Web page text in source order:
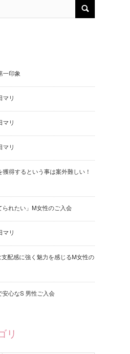
一印象
リ
リ
リ
得するという事は案外難しい！
れたい」M女性のご入会
マリ
配感に強く魅力を感じるM女性の
心なS 男性ご入会
リ